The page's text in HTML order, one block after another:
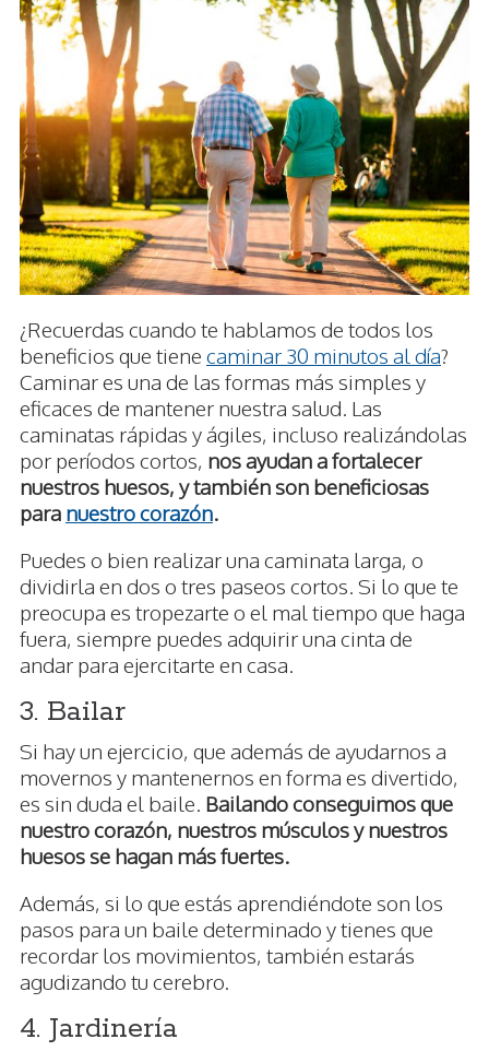
¿Recuerdas cuando te hablamos de todos los
beneficios que tiene caminar 30 minutos al día?
Caminar es una de las formas más simples y
eficaces de mantener nuestra salud. Las
caminatas rápidas y ágiles, incluso realizándolas
por períodos cortos, nos ayudan a fortalecer
nuestros huesos, y también son beneficiosas
para nuestro corazón.
Puedes o bien realizar una caminata larga, o
dividirla en dos o tres paseos cortos. Si lo que te
preocupa es tropezarte o el mal tiempo que haga
fuera, siempre puedes adquirir una cinta de
andar para ejercitarte en casa.
3. Bailar
Si hay un ejercicio, que además de ayudarnos a
movernos y mantenernos en forma es divertido,
es sin duda el baile. Bailando conseguimos que
nuestro corazón, nuestros músculos y nuestros
huesos se hagan más fuertes.
Además, si lo que estás aprendiéndote son los
pasos para un baile determinado y tienes que
recordar los movimientos, también estarás
agudizando tu cerebro.
4. Jardinería